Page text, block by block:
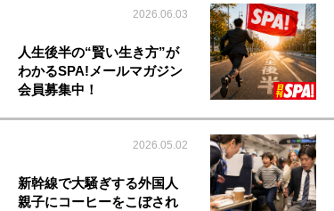
2026.06.03
人生後半の“賢い生き方”が
わかるSPA!メールマガジン
会員募集中！
2026.05.02
新幹線で大騒ぎする外国人
親子にコーヒーをこぼされ